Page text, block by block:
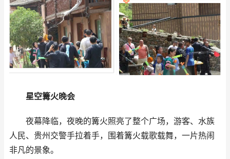
星空篝火晚会
夜幕降临，夜晚的篝火照亮了整个广场，游客、水族
人民、贵州交警手拉着手，围着篝火载歌载舞，一片热闹
非凡的景象。